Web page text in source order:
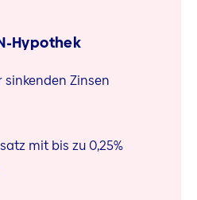
Hypothek
Zinsen
mit bis zu 0,25%